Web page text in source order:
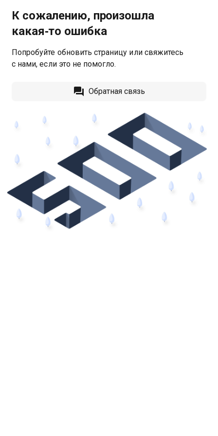
К сожалению, произошла
какая‑то ошибка
Попробуйте обновить страницу или свяжитесь
с нами, если это не помогло.
Обратная связь